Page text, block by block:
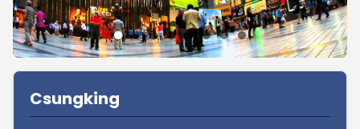
Sidebar
Csungking